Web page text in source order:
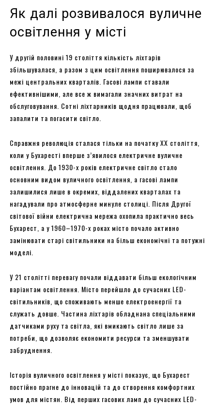
Як далі розвивалося вуличне
освітлення у місті
У другій половині 19 століття кількість ліхтарів
збільшувалася, а разом з цим освітлення поширювалося за
межі центральних кварталів. Гасові лампи ставали
ефективнішими, але все ж вимагали значних витрат на
обслуговування. Сотні ліхтарників щодня працювали, щоб
запалити та погасити світло.
Справжня революція сталася тільки на початку XX століття,
коли у Бухаресті вперше з’явилося електричне вуличне
освітлення. До 1930-х років електричне світло стало
основним видом вуличного освітлення, а гасові лампи
залишилися лише в окремих, віддалених кварталах та
нагадували про атмосферне минуле столиці. Після Другої
світової війни електрична мережа охопила практично весь
Бухарест, а у 1960–1970-х роках місто почало активно
замінювати старі світильники на більш економічні та потужні
моделі.
У 21 столітті перевагу почали віддавати більш екологічним
варіантам освітлення. Місто перейшло до сучасних LED-
світильників, що споживають менше електроенергії та
служать довше. Частина ліхтарів обладнана спеціальними
датчиками руху та світла, які вмикають світло лише за
потреби, що дозволяє економити ресурси та зменшувати
забруднення.
Історія вуличного освітлення у місті показує, що Бухарест
постійно прагне до інновацій та до створення комфортних
умов для містян. Від перших гасових ламп до сучасних LED-